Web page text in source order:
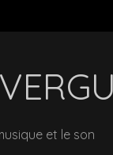
et le son